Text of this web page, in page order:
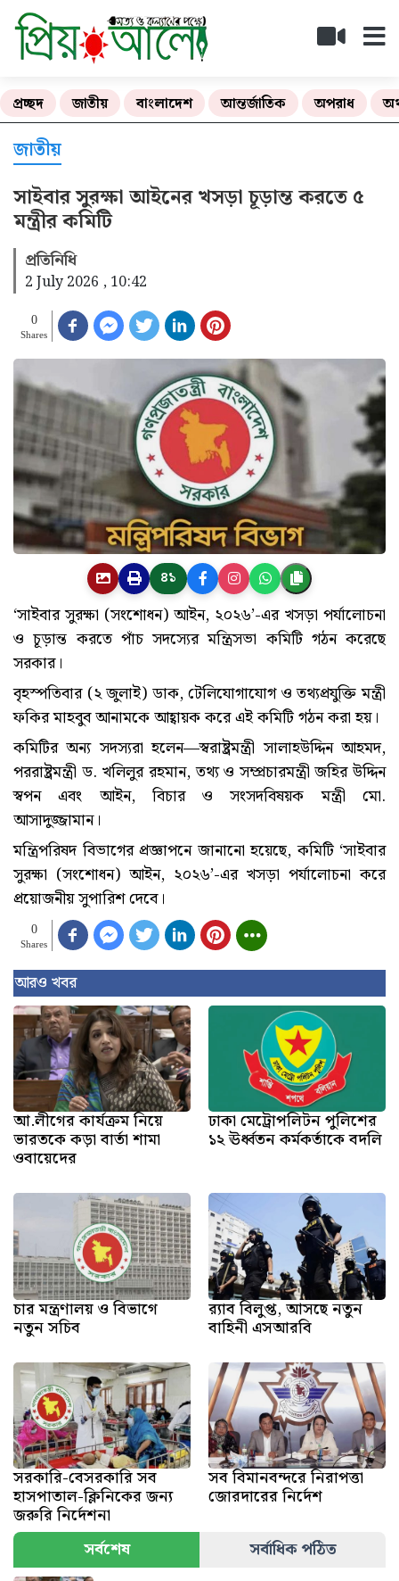
প্রচ্ছদ জাতীয় বাংলাদেশ আন্তর্জাতিক অপরাধ
জাতীয়
সাইবার সুরক্ষা আইনের খসড়া চূড়ান্ত করতে ৫
মন্ত্রীর কমিটি
প্রতিনিধি
2 July 2026 , 10:42
0
Shares
৪১
‘সাইবার সুরক্ষা (সংশোধন) আইন, ২০২৬’-এর খসড়া পর্যালোচনা
ও চূড়ান্ত করতে পাঁচ সদস্যের মন্ত্রিসভা কমিটি গঠন করেছে
সরকার।
বৃহস্পতিবার (২ জুলাই) ডাক, টেলিযোগাযোগ ও তথ্যপ্রযুক্তি মন্ত্রী
ফকির মাহবুব আনামকে আহ্বায়ক করে এই কমিটি গঠন করা হয়।
কমিটির অন্য সদস্যরা হলেন—স্বরাষ্ট্রমন্ত্রী সালাহউদ্দিন আহমদ,
পররাষ্ট্রমন্ত্রী ড. খলিলুর রহমান, তথ্য ও সম্প্রচারমন্ত্রী জহির উদ্দিন
স্বপন এবং আইন, বিচার ও সংসদবিষয়ক মন্ত্রী মো.
আসাদুজ্জামান।
মন্ত্রিপরিষদ বিভাগের প্রজ্ঞাপনে জানানো হয়েছে, কমিটি ‘সাইবার
সুরক্ষা (সংশোধন) আইন, ২০২৬’-এর খসড়া পর্যালোচনা করে
প্রয়োজনীয় সুপারিশ দেবে।
0
Shares
আরও খবর
আ.লীগের কার্যক্রম নিয়ে
ভারতকে কড়া বার্তা শামা
ওবায়েদের
ঢাকা মেট্রোপলিটন পুলিশের
১২ ঊর্ধ্বতন কর্মকর্তাকে বদলি
চার মন্ত্রণালয় ও বিভাগে
নতুন সচিব
র‍্যাব বিলুপ্ত, আসছে নতুন
বাহিনী এসআরবি
সরকারি-বেসরকারি সব
হাসপাতাল-ক্লিনিকের জন্য
জরুরি নির্দেশনা
সব বিমানবন্দরে নিরাপত্তা
জোরদারের নির্দেশ
সর্বশেষ সর্বাধিক পঠিত